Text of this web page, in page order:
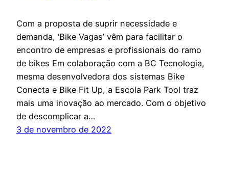
Com a proposta de suprir necessidade e
demanda, ‘Bike Vagas’ vêm para facilitar o
encontro de empresas e profissionais do ramo
de bikes Em colaboração com a BC Tecnologia,
mesma desenvolvedora dos sistemas Bike
Conecta e Bike Fit Up, a Escola Park Tool traz
mais uma inovação ao mercado. Com o objetivo
de descomplicar a…
3 de novembro de 2022